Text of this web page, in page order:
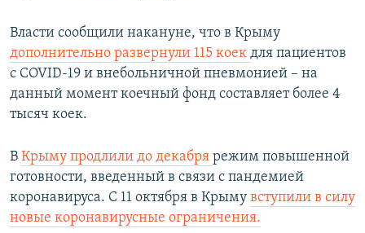
Власти сообщили накануне, что в Крыму
дополнительно развернули 115 коек для пациентов
с COVID-19 и внебольничной пневмонией – на
данный момент коечный фонд составляет более 4
тысяч коек.
В Крыму продлили до декабря режим повышенной
готовности, введенный в связи с пандемией
коронавируса. С 11 октября в Крыму вступили в силу
новые коронавирусные ограничения.